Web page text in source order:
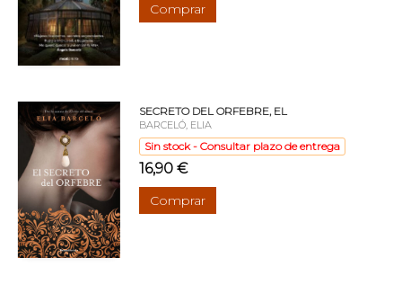
Comprar
SECRETO DEL ORFEBRE, EL
BARCELÓ, ELIA
Sin stock - Consultar plazo de entrega
16,90 €
Comprar